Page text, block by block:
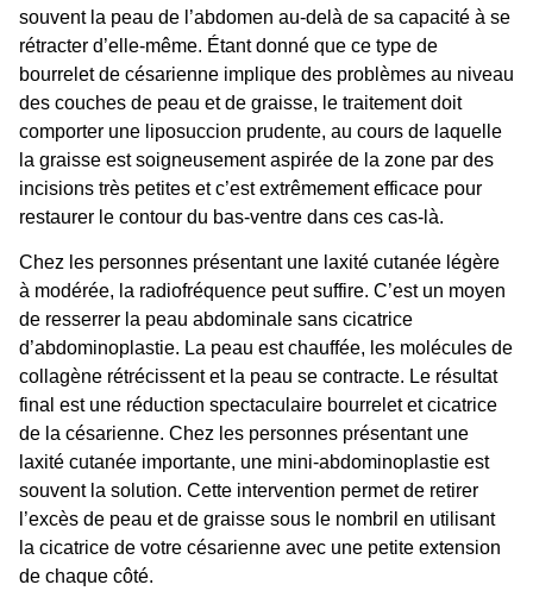
souvent la peau de l’abdomen au-delà de sa capacité à se
rétracter d’elle-même. Étant donné que ce type de
bourreletde césarienne implique des problèmes au niveau
des couches de peau et de graisse, le traitement doit
comporter une liposuccion prudente, au cours de laquelle
la graisse est soigneusement aspirée de la zone par des
incisions très petites et c’est extrêmement efficace pour
restaurer le contour du bas-ventre dans ces cas-là.
Chez les personnes présentant une laxité cutanée légère
à modérée, la radiofréquence peut suffire. C’est un moyen
de resserrer la peau abdominale sans cicatrice
d’abdominoplastie. La peau est chauffée, les molécules de
collagène rétrécissent et la peau se contracte. Le résultat
final est une réduction spectaculaire bourrelet et cicatrice
de la césarienne. Chez les personnes présentant une
laxité cutanée importante, une mini-abdominoplastie est
souvent la solution. Cette intervention permet de retirer
l’excès de peau et de graisse sous le nombril en utilisant
la cicatrice de votre césarienne avec une petite extension
de chaque côté.